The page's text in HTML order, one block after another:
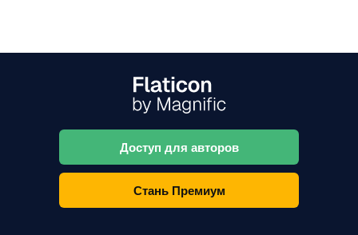
Доступ для авторов
Стань Премиум